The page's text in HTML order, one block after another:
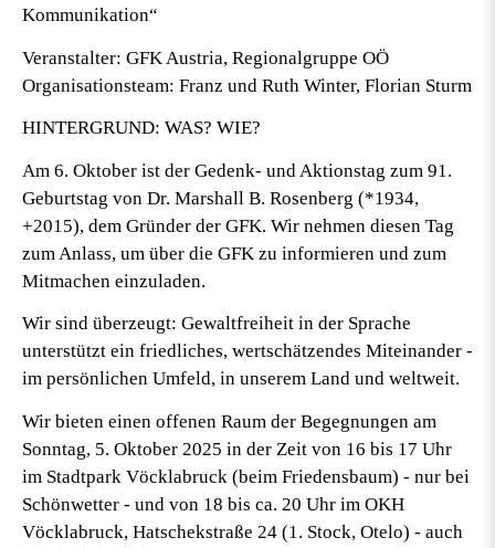
Kommunikation“
Veranstalter: GFK Austria, Regionalgruppe OÖ
Organisationsteam: Franz und Ruth Winter, Florian Sturm
HINTERGRUND: WAS? WIE?
Am 6. Oktober ist der Gedenk- und Aktionstag zum 91.
Geburtstag von Dr. Marshall B. Rosenberg (*1934,
+2015), dem Gründer der GFK. Wir nehmen diesen Tag
zum Anlass, um über die GFK zu informieren und zum
Mitmachen einzuladen.
Wir sind überzeugt: Gewaltfreiheit in der Sprache
unterstützt ein friedliches, wertschätzendes Miteinander -
im persönlichen Umfeld, in unserem Land und weltweit.
Wir bieten einen offenen Raum der Begegnungen am
Sonntag, 5. Oktober 2025 in der Zeit von 16 bis 17 Uhr
im Stadtpark Vöcklabruck (beim Friedensbaum) - nur bei
Schönwetter - und von 18 bis ca. 20 Uhr im OKH
Vöcklabruck, Hatschekstraße 24 (1. Stock, Otelo) - auch